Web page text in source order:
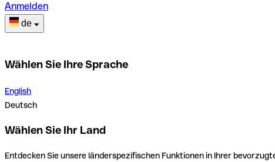
Anmelden
de
Wählen Sie Ihre Sprache
English
Deutsch
Wählen Sie Ihr Land
Entdecken Sie unsere länderspezifischen Funktionen in Ihrer